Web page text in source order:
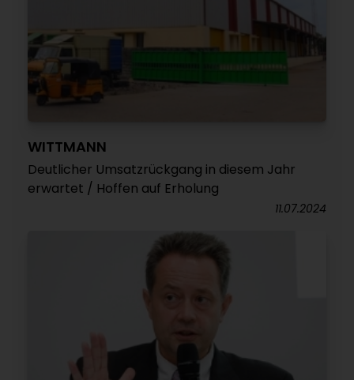
WITTMANN
Deutlicher Umsatzrückgang in diesem Jahr
erwartet / Hoffen auf Erholung
11.07.2024